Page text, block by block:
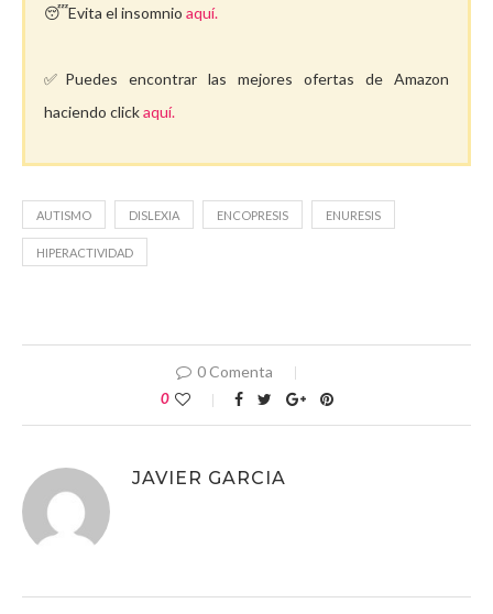
😴Evita el insomnio aquí.
✅Puedes encontrar las mejores ofertas de Amazon
haciendo clickaquí.
AUTISMO DISLEXIA ENCOPRESIS ENURESIS
HIPERACTIVIDAD
0 Comenta
0
JAVIER GARCIA